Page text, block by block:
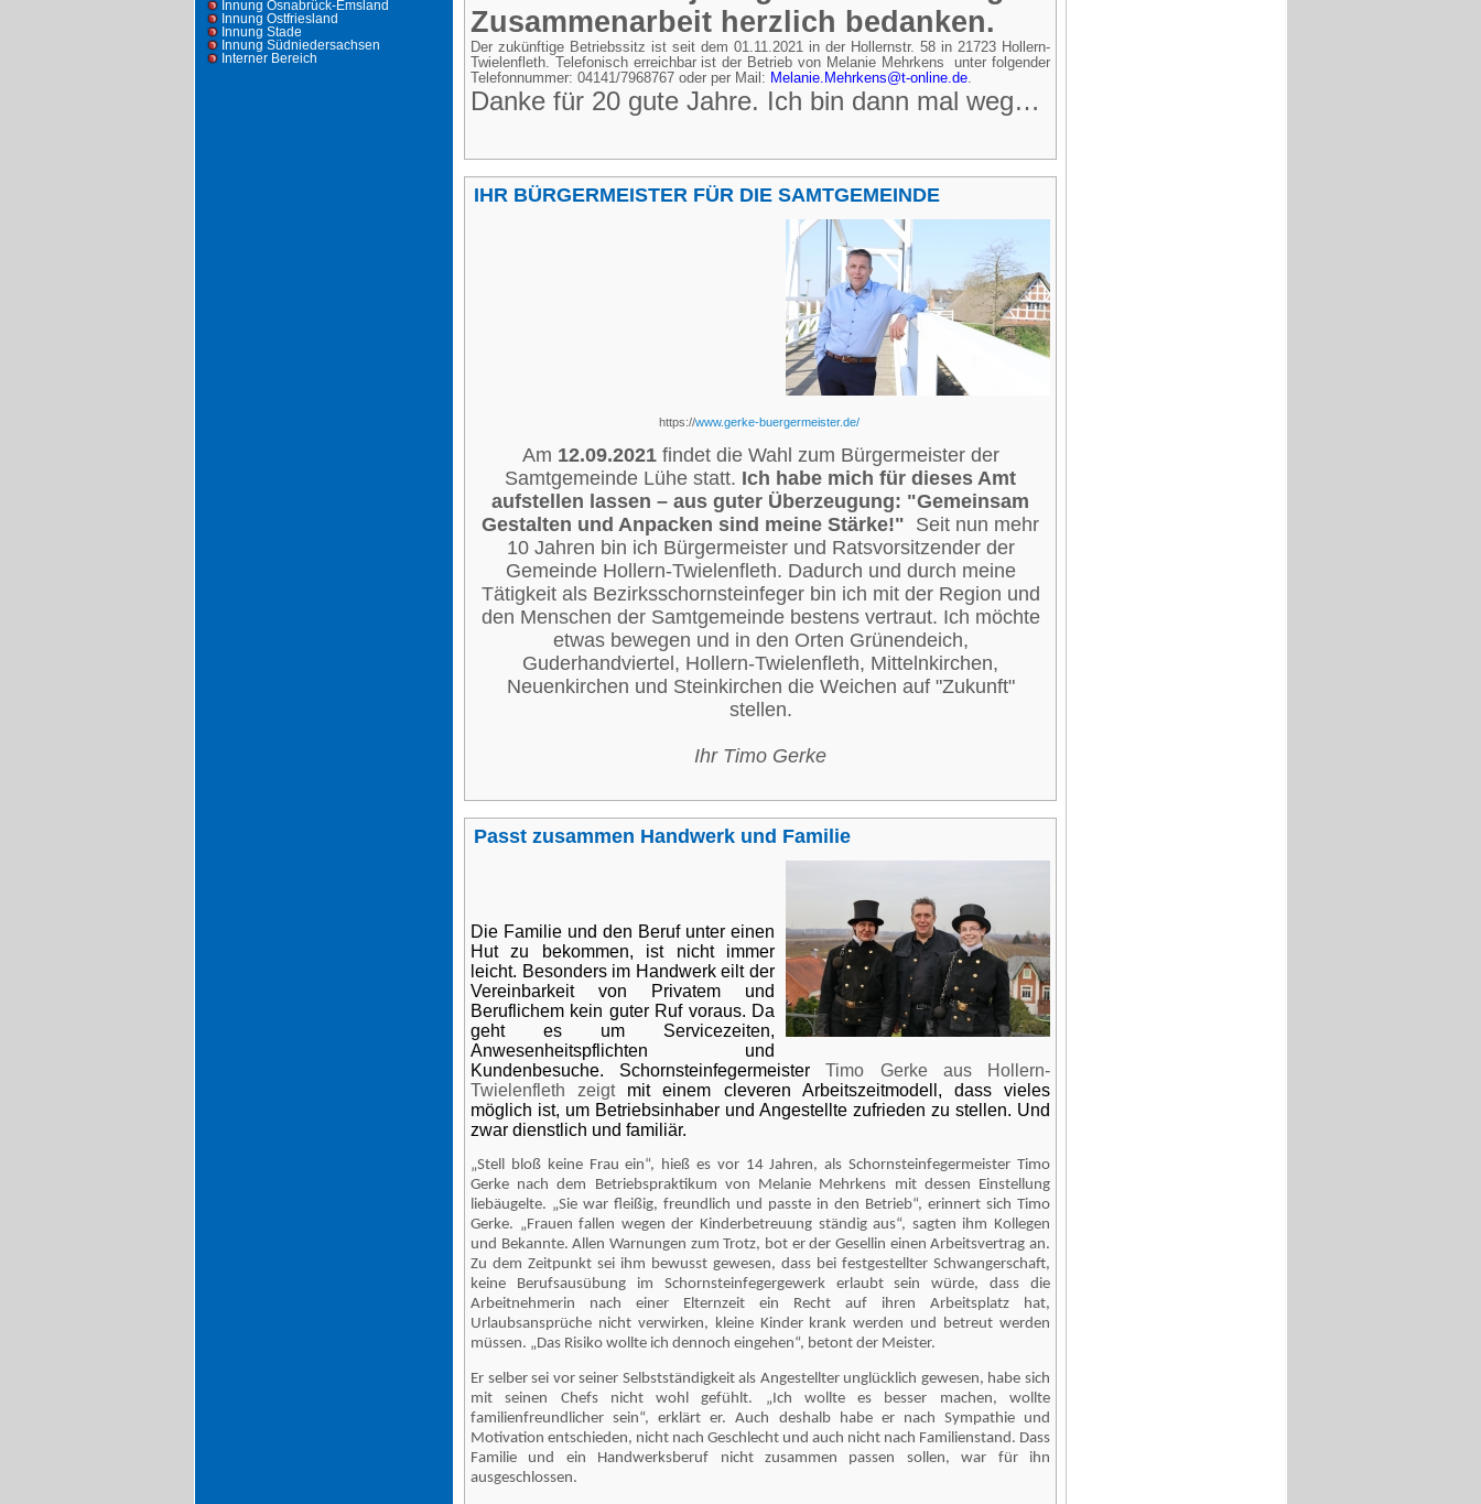
Innung Osnabrück-Emsland
Innung Ostfriesland
Innung Stade
Innung Südniedersachsen
Interner Bereich
Zusammenarbeit herzlich bedanken.
Der zukünftige Betriebssitz ist seit dem 01.11.2021 in der Hollernstr. 58 in 21723 Hollern-
Twielenfleth. Telefonisch erreichbar ist der Betrieb von Melanie Mehrkens unter folgender
Telefonnummer: 04141/7968767 oder per Mail: Melanie.Mehrkens@t-online.de.
Danke für 20 gute Jahre. Ich bin dann mal weg…
IHR BÜRGERMEISTER FÜR DIE SAMTGEMEINDE
https://www.gerke-buergermeister.de/
Am 12.09.2021findet die Wahl zum Bürgermeister der
Samtgemeinde Lühe statt. Ich habe mich für dieses Amt
aufstellen lassen – aus guter Überzeugung: "Gemeinsam
Gestalten und Anpacken sind meine Stärke!" Seit nun mehr
10 Jahren bin ich Bürgermeister und Ratsvorsitzender der
Gemeinde Hollern-Twielenfleth. Dadurch und durch meine
Tätigkeit als Bezirksschornsteinfeger bin ich mit der Region und
den Menschen der Samtgemeinde bestens vertraut. Ich möchte
etwas bewegen und in den Orten Grünendeich,
Guderhandviertel, Hollern-Twielenfleth, Mittelnkirchen,
Neuenkirchen und Steinkirchen die Weichen auf "Zukunft"
stellen.
Ihr Timo Gerke
Passt zusammen Handwerk und Familie
Die Familie und den Beruf unter einen
Hut zu bekommen, ist nicht immer
leicht. Besonders im Handwerk eilt der
Vereinbarkeit von Privatem und
Beruflichem kein guter Ruf voraus. Da
geht es um Servicezeiten,
Anwesenheitspflichten und
Kundenbesuche. SchornsteinfegermeisterTimo Gerke aus Hollern-
Twielenfleth zeigt mit einem cleveren Arbeitszeitmodell, dass vieles
möglich ist, um Betriebsinhaber und Angestellte zufrieden zu stellen. Und
zwar dienstlich und familiär.
„Stell bloß keine Frau ein“, hieß es vor 14 Jahren, als Schornsteinfegermeister Timo
Gerke nach dem Betriebspraktikum von Melanie Mehrkens mit dessen Einstellung
liebäugelte. „Sie war fleißig, freundlich und passte in den Betrieb“, erinnert sich Timo
Gerke. „Frauen fallen wegen der Kinderbetreuung ständig aus“, sagten ihm Kollegen
und Bekannte. Allen Warnungen zum Trotz, bot er der Gesellin einen Arbeitsvertrag an.
Zu dem Zeitpunkt sei ihm bewusst gewesen, dass bei festgestellter Schwangerschaft,
keine Berufsausübung im Schornsteinfegergewerk erlaubt sein würde, dass die
Arbeitnehmerin nach einer Elternzeit ein Recht auf ihren Arbeitsplatz hat,
Urlaubsansprüche nicht verwirken, kleine Kinder krank werden und betreut werden
müssen. „Das Risiko wollte ich dennoch eingehen“, betont der Meister.
Er selber sei vor seiner Selbstständigkeit als Angestellter unglücklich gewesen, habe sich
mit seinen Chefs nicht wohl gefühlt. „Ich wollte es besser machen, wollte
familienfreundlicher sein“, erklärt er. Auch deshalb habe er nach Sympathie und
Motivation entschieden, nicht nach Geschlecht und auch nicht nach Familienstand. Dass
Familie und ein Handwerksberuf nicht zusammen passen sollen, war für ihn
ausgeschlossen.